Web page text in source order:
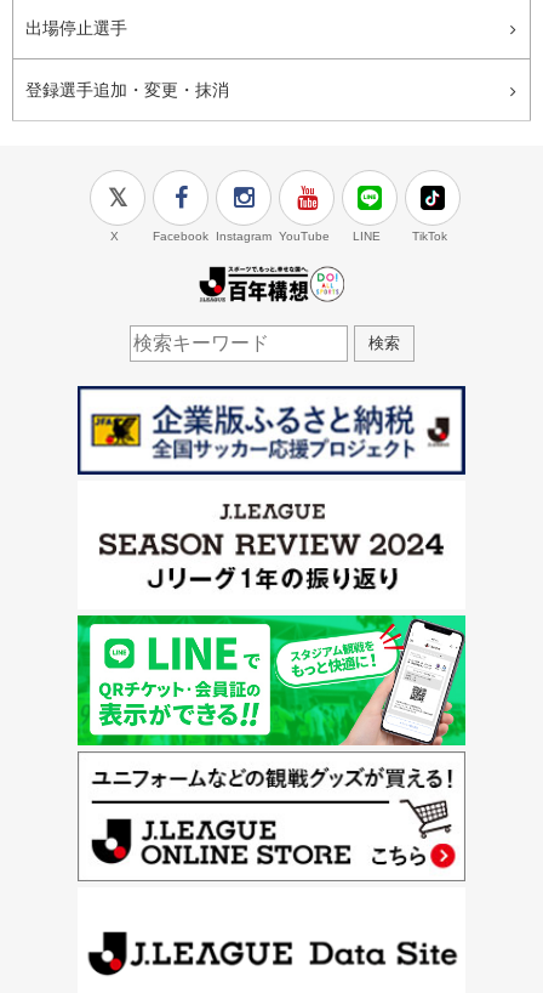
出場停止選手
登録選手追加・変更・抹消
X Facebook Instagram YouTube LINE TikTok
検索